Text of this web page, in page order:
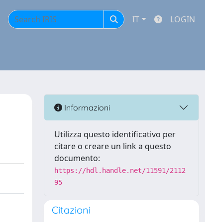
IT LOGIN
Informazioni
Utilizza questo identificativo per
citare o creare un link a questo
documento:
https://hdl.handle.net/11591/2112
95
Citazioni